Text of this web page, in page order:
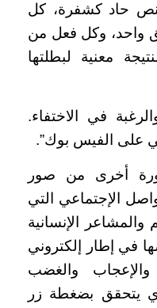
نص حاد كشفرة، كل
واحد، وكل فعل من
معنية لبطلتها
في الاختفاء.
على الفيس بوك”.
أخرى من صور
الإجتماعي التي
والمشاعر الإنسانية
في إطار إلكتروني
والغضب
يتحقق بضغطة زر